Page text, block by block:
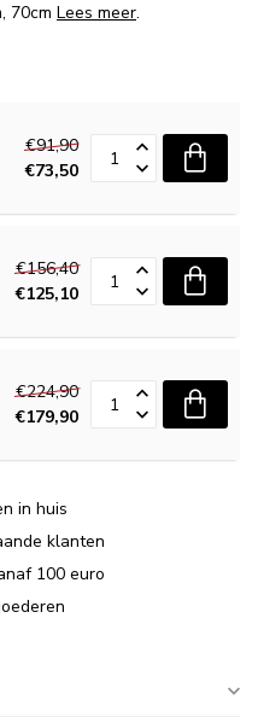
70cm Lees meer.
€91,90
€73,50
€156,40
€125,10
€224,90
€179,90
in huis
klanten
100 euro